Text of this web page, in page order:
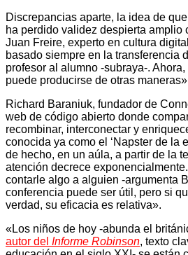
Discrepancias aparte, la idea de
ha perdido validez despierta amplio
Juan Freire, experto en cultura
basado siempre en la transferencia
profesor al alumno -subraya-.
puede producirse de otras
Richard Baraniuk, fundador de
web de código abierto donde
recombinar, interconectar y
conocida ya como el ‘Napster de la
de hecho, en un aúla, a partir de la
atención decrece
contarle algo a alguien -argumenta
conferencia puede ser útil, pero si
verdad, su eficacia es relativa».
«Los niños de hoy -abunda el
autor del Informe Robinson, texto